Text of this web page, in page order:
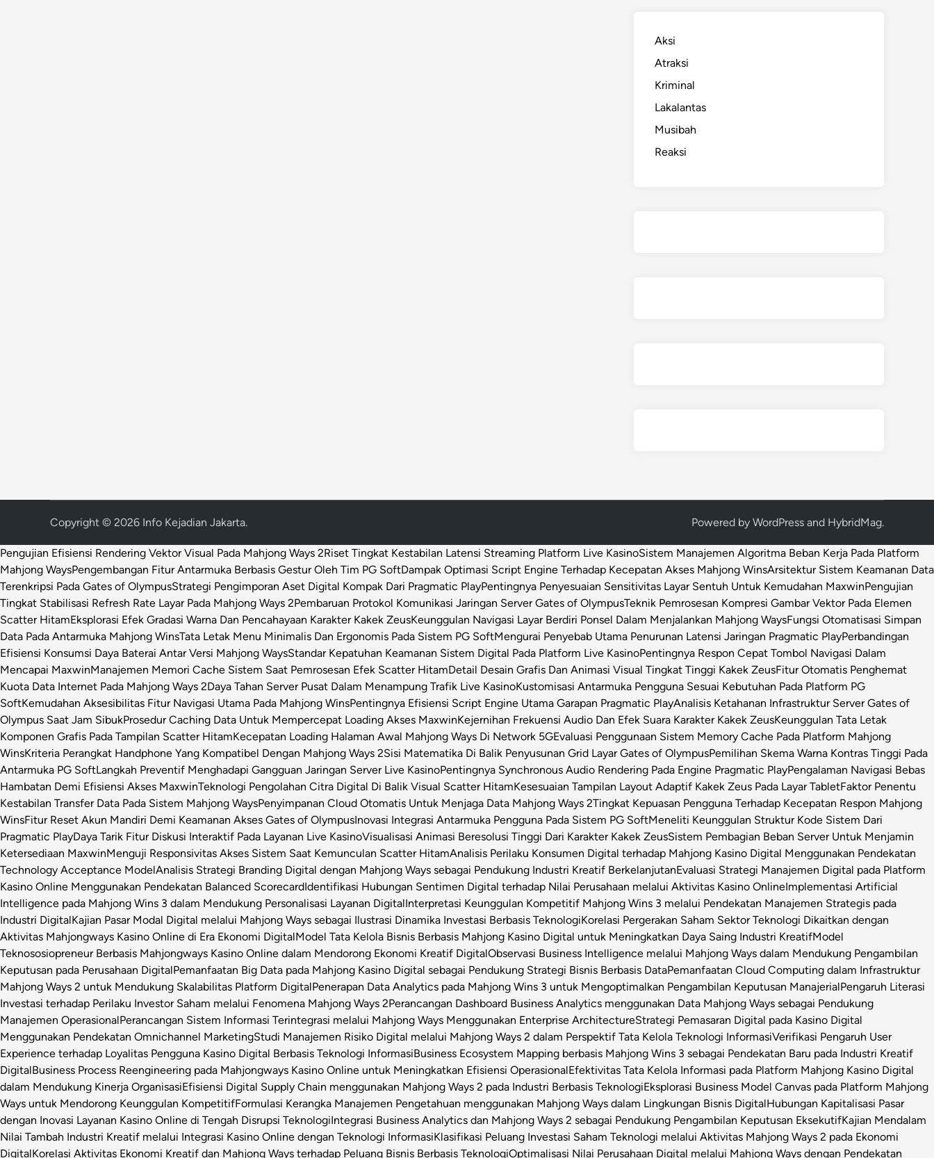
Aksi
Atraksi
Kriminal
Lakalantas
Musibah
Reaksi
Copyright © 2026 Info Kejadian Jakarta. Powered by WordPress and HybridMag.
Pengujian Efisiensi Rendering Vektor Visual Pada Mahjong Ways 2Riset Tingkat Kestabilan Latensi Streaming Platform Live KasinoSistem Manajemen Algoritma Beban Kerja Pada Platform
Mahjong WaysPengembangan Fitur Antarmuka Berbasis Gestur Oleh Tim PG SoftDampak Optimasi Script Engine Terhadap Kecepatan Akses Mahjong WinsArsitektur Sistem Keamanan Data
Terenkripsi Pada Gates of OlympusStrategi Pengimporan Aset Digital Kompak Dari Pragmatic PlayPentingnya Penyesuaian Sensitivitas Layar Sentuh Untuk Kemudahan MaxwinPengujian
Tingkat Stabilisasi Refresh Rate Layar Pada Mahjong Ways 2Pembaruan Protokol Komunikasi Jaringan Server Gates of OlympusTeknik Pemrosesan Kompresi Gambar Vektor Pada Elemen
Scatter HitamEksplorasi Efek Gradasi Warna Dan Pencahayaan Karakter Kakek ZeusKeunggulan Navigasi Layar Berdiri Ponsel Dalam Menjalankan Mahjong WaysFungsi Otomatisasi Simpan
Data Pada Antarmuka Mahjong WinsTata Letak Menu Minimalis Dan Ergonomis Pada Sistem PG SoftMengurai Penyebab Utama Penurunan Latensi Jaringan Pragmatic PlayPerbandingan
Efisiensi Konsumsi Daya Baterai Antar Versi Mahjong WaysStandar Kepatuhan Keamanan Sistem Digital Pada Platform Live KasinoPentingnya Respon Cepat Tombol Navigasi Dalam
Mencapai MaxwinManajemen Memori Cache Sistem Saat Pemrosesan Efek Scatter HitamDetail Desain Grafis Dan Animasi Visual Tingkat Tinggi Kakek ZeusFitur Otomatis Penghemat
Kuota Data Internet Pada Mahjong Ways 2Daya Tahan Server Pusat Dalam Menampung Trafik Live KasinoKustomisasi Antarmuka Pengguna Sesuai Kebutuhan Pada Platform PG
SoftKemudahan Aksesibilitas Fitur Navigasi Utama Pada Mahjong WinsPentingnya Efisiensi Script Engine Utama Garapan Pragmatic PlayAnalisis Ketahanan Infrastruktur Server Gates of
Olympus Saat Jam SibukProsedur Caching Data Untuk Mempercepat Loading Akses MaxwinKejernihan Frekuensi Audio Dan Efek Suara Karakter Kakek ZeusKeunggulan Tata Letak
Komponen Grafis Pada Tampilan Scatter HitamKecepatan Loading Halaman Awal Mahjong Ways Di Network 5GEvaluasi Penggunaan Sistem Memory Cache Pada Platform Mahjong
WinsKriteria Perangkat Handphone Yang Kompatibel Dengan Mahjong Ways 2Sisi Matematika Di Balik Penyusunan Grid Layar Gates of OlympusPemilihan Skema Warna Kontras Tinggi Pada
Antarmuka PG SoftLangkah Preventif Menghadapi Gangguan Jaringan Server Live KasinoPentingnya Synchronous Audio Rendering Pada Engine Pragmatic PlayPengalaman Navigasi Bebas
Hambatan Demi Efisiensi Akses MaxwinTeknologi Pengolahan Citra Digital Di Balik Visual Scatter HitamKesesuaian Tampilan Layout Adaptif Kakek Zeus Pada Layar TabletFaktor Penentu
Kestabilan Transfer Data Pada Sistem Mahjong WaysPenyimpanan Cloud Otomatis Untuk Menjaga Data Mahjong Ways 2Tingkat Kepuasan Pengguna Terhadap Kecepatan Respon Mahjong
WinsFitur Reset Akun Mandiri Demi Keamanan Akses Gates of OlympusInovasi Integrasi Antarmuka Pengguna Pada Sistem PG SoftMeneliti Keunggulan Struktur Kode Sistem Dari
Pragmatic PlayDaya Tarik Fitur Diskusi Interaktif Pada Layanan Live KasinoVisualisasi Animasi Beresolusi Tinggi Dari Karakter Kakek ZeusSistem Pembagian Beban Server Untuk Menjamin
Ketersediaan MaxwinMenguji Responsivitas Akses Sistem Saat Kemunculan Scatter HitamAnalisis Perilaku Konsumen Digital terhadap Mahjong Kasino Digital Menggunakan Pendekatan
Technology Acceptance ModelAnalisis Strategi Branding Digital dengan Mahjong Ways sebagai Pendukung Industri Kreatif BerkelanjutanEvaluasi Strategi Manajemen Digital pada Platform
Kasino Online Menggunakan Pendekatan Balanced ScorecardIdentifikasi Hubungan Sentimen Digital terhadap Nilai Perusahaan melalui Aktivitas Kasino OnlineImplementasi Artificial
Intelligence pada Mahjong Wins 3 dalam Mendukung Personalisasi Layanan DigitalInterpretasi Keunggulan Kompetitif Mahjong Wins 3 melalui Pendekatan Manajemen Strategis pada
Industri DigitalKajian Pasar Modal Digital melalui Mahjong Ways sebagai Ilustrasi Dinamika Investasi Berbasis TeknologiKorelasi Pergerakan Saham Sektor Teknologi Dikaitkan dengan
Aktivitas Mahjongways Kasino Online di Era Ekonomi DigitalModel Tata Kelola Bisnis Berbasis Mahjong Kasino Digital untuk Meningkatkan Daya Saing Industri KreatifModel
Teknososiopreneur Berbasis Mahjongways Kasino Online dalam Mendorong Ekonomi Kreatif DigitalObservasi Business Intelligence melalui Mahjong Ways dalam Mendukung Pengambilan
Keputusan pada Perusahaan DigitalPemanfaatan Big Data pada Mahjong Kasino Digital sebagai Pendukung Strategi Bisnis Berbasis DataPemanfaatan Cloud Computing dalam Infrastruktur
Mahjong Ways 2 untuk Mendukung Skalabilitas Platform DigitalPenerapan Data Analytics pada Mahjong Wins 3 untuk Mengoptimalkan Pengambilan Keputusan ManajerialPengaruh Literasi
Investasi terhadap Perilaku Investor Saham melalui Fenomena Mahjong Ways 2Perancangan Dashboard Business Analytics menggunakan Data Mahjong Ways sebagai Pendukung
Manajemen OperasionalPerancangan Sistem Informasi Terintegrasi melalui Mahjong Ways Menggunakan Enterprise ArchitectureStrategi Pemasaran Digital pada Kasino Digital
Menggunakan Pendekatan Omnichannel MarketingStudi Manajemen Risiko Digital melalui Mahjong Ways 2 dalam Perspektif Tata Kelola Teknologi InformasiVerifikasi Pengaruh User
Experience terhadap Loyalitas Pengguna Kasino Digital Berbasis Teknologi InformasiBusiness Ecosystem Mapping berbasis Mahjong Wins 3 sebagai Pendekatan Baru pada Industri Kreatif
DigitalBusiness Process Reengineering pada Mahjongways Kasino Online untuk Meningkatkan Efisiensi OperasionalEfektivitas Tata Kelola Informasi pada Platform Mahjong Kasino Digital
dalam Mendukung Kinerja OrganisasiEfisiensi Digital Supply Chain menggunakan Mahjong Ways 2 pada Industri Berbasis TeknologiEksplorasi Business Model Canvas pada Platform Mahjong
Ways untuk Mendorong Keunggulan KompetitifFormulasi Kerangka Manajemen Pengetahuan menggunakan Mahjong Ways dalam Lingkungan Bisnis DigitalHubungan Kapitalisasi Pasar
dengan Inovasi Layanan Kasino Online di Tengah Disrupsi TeknologiIntegrasi Business Analytics dan Mahjong Ways 2 sebagai Pendukung Pengambilan Keputusan EksekutifKajian Mendalam
Nilai Tambah Industri Kreatif melalui Integrasi Kasino Online dengan Teknologi InformasiKlasifikasi Peluang Investasi Saham Teknologi melalui Aktivitas Mahjong Ways 2 pada Ekonomi
DigitalKorelasi Aktivitas Ekonomi Kreatif dan Mahjong Ways terhadap Peluang Bisnis Berbasis TeknologiOptimalisasi Nilai Perusahaan Digital melalui Mahjong Ways dengan Pendekatan